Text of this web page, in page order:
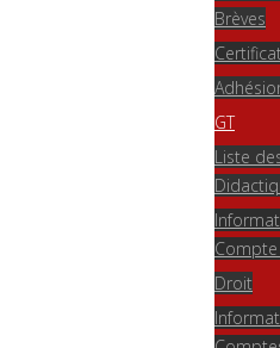
Brèves
GT
Liste
Droit